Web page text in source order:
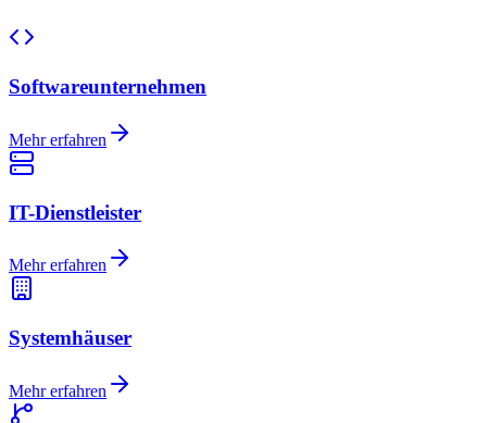
Softwareunternehmen
Mehr erfahren
IT-Dienstleister
Mehr erfahren
Systemhäuser
Mehr erfahren